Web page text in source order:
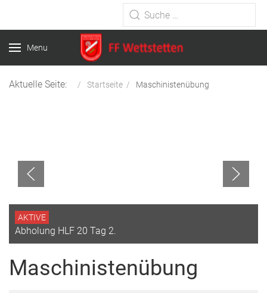
Type 2 or more characters for
results.
Menu
Aktuelle Seite: Startseite Maschinistenübung
AKTIVE
Abholung HLF 20 Tag 2.
Maschinistenübung